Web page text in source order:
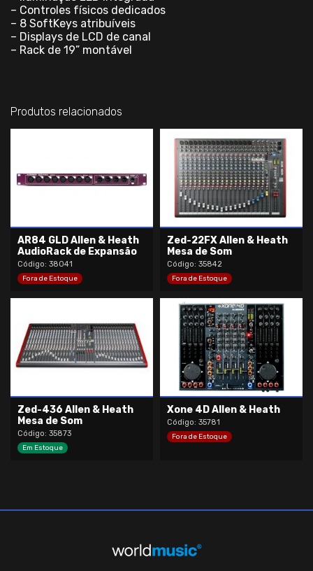
– Controles físicos dedicados
– 8 SoftKeys atribuíveis
– Displays de LCD de canal
– Rack de 19” montável
Produtos relacionados
AR84 GLD Allen & Heath
AudioRack de Expansão
Código: 38041
Fora de Estoque
Zed-22FX Allen & Heath
Mesa de Som
Código: 35842
Fora de Estoque
Zed-436 Allen & Heath
Mesa de Som
Código: 35873
Em Estoque
Xone 4D Allen & Heath
Código: 35781
Fora de Estoque